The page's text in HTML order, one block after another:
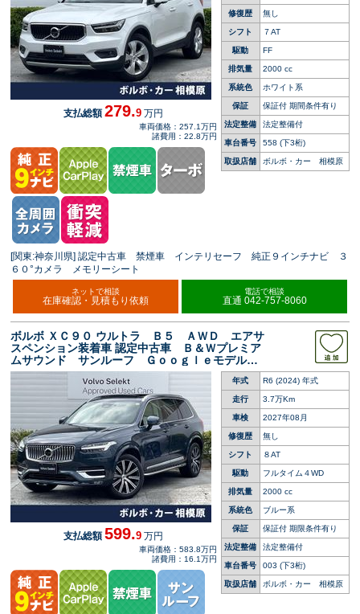
修復歴 無し
シフト ７AT
駆動 FF
排気量 2000 cc
系統色 ホワイト系
保証 保証付 期間条件有り
法定整備 法定整備付
車台番号 558 (下3桁)
取扱店舗 ボルボ・カー 相模原
支払総額279.9 万円
車両価格：257.1万円
諸費用：22.8万円
[関東:神奈川県] 認定中古車 禁煙車 インテリセーフ 純正９インチナビ ３
６０°カメラ メモリーシート
ネットで相談
在庫確認・見積もり依頼
電話で相談
直通 042-757-8060
ボルボ ＸＣ９０ ウルトラ Ｂ５ ＡＷＤ エアサ
スペンション装着車 認定中古車 Ｂ＆Ｗプレミア
ムサウンド サンルーフ Ｇｏｏｇｌｅモデル
白革シート ３６０°ビューカメラ 禁煙車 シー
トベンチレーション メモリー機能付きパワーシ
ート 純正ナビ ＬＥＤライト
年式 R6 (2024) 年式
走行 3.7万Km
車検 2027年08月
修復歴 無し
シフト ８AT
駆動 フルタイム４WD
排気量 2000 cc
系統色 ブルー系
保証 保証付 期限条件有り
法定整備 法定整備付
車台番号 003 (下3桁)
取扱店舗 ボルボ・カー 相模原
支払総額599.9 万円
車両価格：583.8万円
諸費用：16.1万円